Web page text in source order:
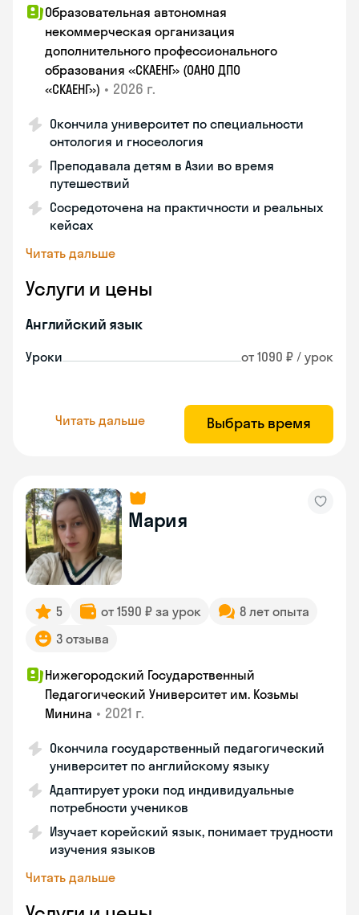
Образовательная автономная
некоммерческая организация
дополнительного профессионального
образования «СКАЕНГ» (ОАНО ДПО
«СКАЕНГ») • 2026 г.
Окончила университет по специальности
онтология и гносеология
Преподавала детям в Азии во время
путешествий
Сосредоточена на практичности и реальных
кейсах
Читать дальше
Услуги и цены
Английский язык
Уроки от 1090 ₽ / урок
Читать дальше Выбрать время
Мария
5 от 1590 ₽ за урок
8 лет опыта
3 отзыва
Нижегородский Государственный
Педагогический Университет им. Козьмы
Минина • 2021 г.
Окончила государственный педагогический
университет по английскому языку
Адаптирует уроки под индивидуальные
потребности учеников
Изучает корейский язык, понимает трудности
изучения языков
Читать дальше